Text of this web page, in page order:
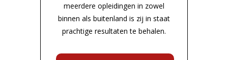
meerdere opleidingen in zowel
binnen als buitenland is zij in staat
prachtige resultaten te behalen.